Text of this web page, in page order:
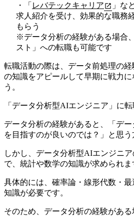
・「 レバテックキャリア
」な
求人紹介を受け、効果的な職務
もらう
※データ分析の経験がある場合
スト」への転職も可能です
転職活動の際は、データ前処理の
の知識をアピールして早期に戦力
う。
「データ分析型AIエンジニア」に
データ分析の経験があると、「デ
を目指すのが良いのでは？」と思う
しかし、データ分析型AIエンジニ
で、統計や数学の知識が求められま
具体的には、確率論・線形代数・
知識が必要です。
そのため、データ分析の経験があ